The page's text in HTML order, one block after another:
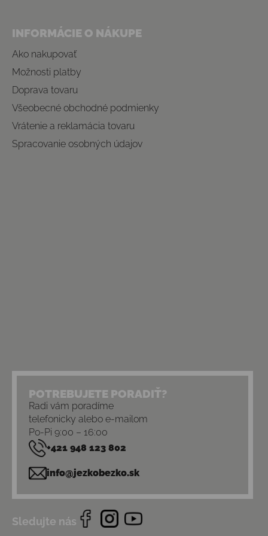
INFORMÁCIE O NÁKUPE
Ako nakupovať
Možnosti platby
Doprava tovaru
Všeobecné obchodné podmienky
Vrátenie a reklamácia tovaru
Spracovanie osobných údajov
POTREBUJETE PORADIŤ?
Radi vám poradíme
telefonicky alebo e-mailom
Po-Pi 9:00 – 16:00
+421 948 123 802
info@jezkobezko.sk
Sledujte nás